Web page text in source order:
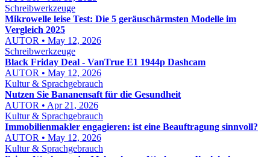
Schreibwerkzeuge
Mikrowelle leise Test: Die 5 geräuschärmsten Modelle im
Vergleich 2025
AUTOR • May 12, 2026
Schreibwerkzeuge
Black Friday Deal - VanTrue E1 1944p Dashcam
AUTOR • May 12, 2026
Kultur & Sprachgebrauch
Nutzen Sie Bananensaft für die Gesundheit
AUTOR • Apr 21, 2026
Kultur & Sprachgebrauch
Immobilienmakler engagieren: ist eine Beauftragung sinnvoll?
AUTOR • May 12, 2026
Kultur & Sprachgebrauch